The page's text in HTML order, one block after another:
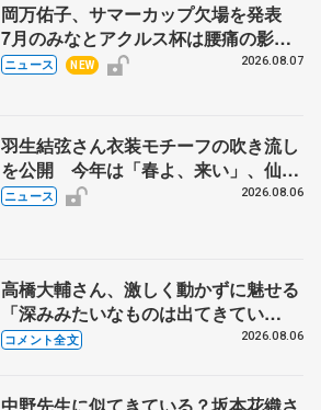
岡万佑子、サマーカップ欠場を発表
7月のみなとアクルス杯は腰痛の影響
で
ニュース NEW 2026.08.07
羽生結弦さん衣装モチーフの吹き流し
を公開 今年は「春よ、来い」、仙台
の瑞鳳殿
ニュース 2026.08.06
高橋大輔さん、激しく動かずに魅せる
「深みみたいなものは出てきてい
る？」 〝兄さん〟と慕うレジェンド
コメント全文 2026.08.06
中野先生に似てきている？坂本花織さ